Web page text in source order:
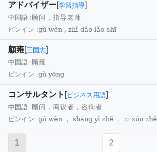
アドバイザー[学習指導]
中国語 : 顾问，指导老师
ピンイン :gù wèn , zhǐ dǎo lǎo shī
顧雍[三国志]
中国語 : 顾雍
ピンイン :gù yōng
コンサルタント [ビジネス用語]
中国語 : 顾问，商议者，咨询者
ピンイン :gù wèn ， shāng yì zhě ， zī xún zhě
1 2